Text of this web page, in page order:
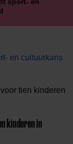
en cultuurkans
tien kinderen
kinderen in